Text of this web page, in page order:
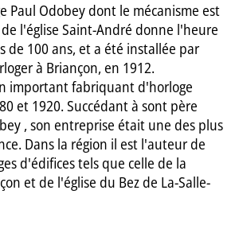
Paul Odobey dont le mécanisme est
l'église Saint-André donne l'heure
de 100 ans, et a été installée par
à Briançon, en 1912.
important fabriquant d'horloge
et 1920. Succédant à sont père
, son entreprise était une des plus
Dans la région il est l'auteur de
d'édifices tels que celle de la
et de l'église du Bez de La-Salle-